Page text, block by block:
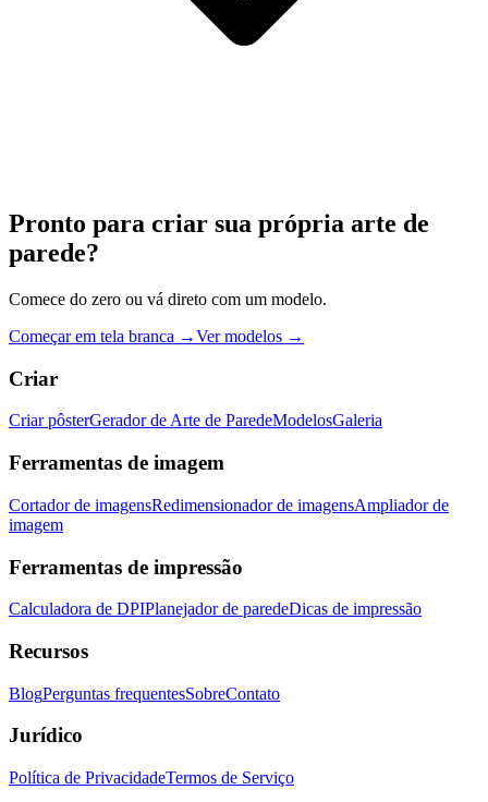
Pronto para criar sua própria arte de
parede?
Comece do zero ou vá direto com um modelo.
Começar em tela branca →Ver modelos →
Criar
Criar pôsterGerador de Arte de ParedeModelosGaleria
Ferramentas de imagem
Cortador de imagensRedimensionador de imagensAmpliador de
imagem
Ferramentas de impressão
Calculadora de DPIPlanejador de paredeDicas de impressão
Recursos
BlogPerguntas frequentesSobreContato
Jurídico
Política de PrivacidadeTermos de Serviço